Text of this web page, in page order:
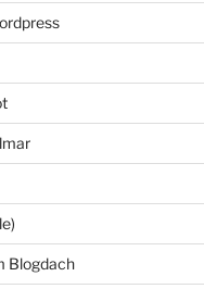
Blogdach